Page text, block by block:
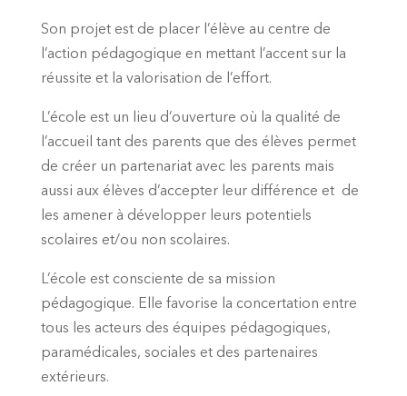
Son projet est de placer l’élève au centre de
l’action pédagogique en mettant l’accent sur la
réussite et la valorisation de l’effort.
L’école est un lieu d’ouverture où la qualité de
l’accueil tant des parents que des élèves permet
de créer un partenariat avec les parents mais
aussi aux élèves d’accepter leur différence et de
les amener à développer leurs potentiels
scolaires et/ou non scolaires.
L’école est consciente de sa mission
pédagogique. Elle favorise la concertation entre
tous les acteurs des équipes pédagogiques,
paramédicales, sociales et des partenaires
extérieurs.